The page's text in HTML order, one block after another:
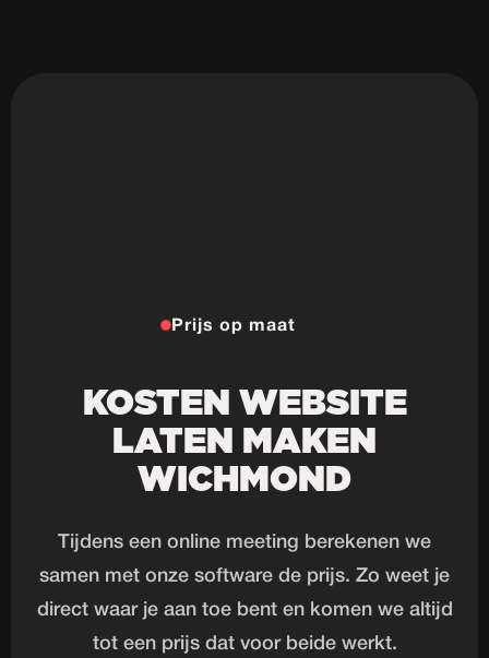
Prijs op maat
KOSTEN WEBSITE
LATEN MAKEN
WICHMOND
Tijdens een online meeting berekenen we
samen met onze software de prijs. Zo weet je
direct waar je aan toe bent en komen we altijd
tot een prijs dat voor beide werkt.